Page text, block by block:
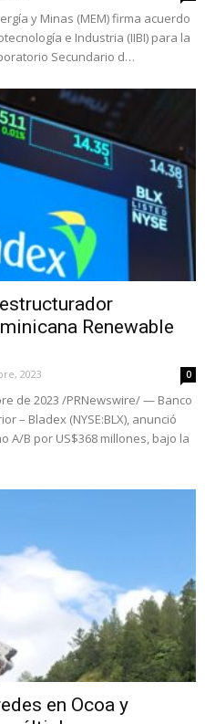
y Minas (MEM) firma acuerdo
e Industria (IIBI) para la
Secundario d…
Renewable
2023 0
de 2023 /PRNewswire/ — Banco
– Bladex (NYSE:BLX), anunció
A/B por US$368 millones, bajo la
en Ocoa y